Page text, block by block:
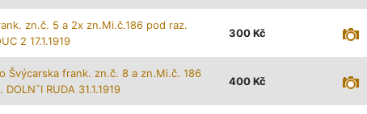
zn.č. 5 a 2x zn.Mi.č.186 pod raz.
2 17.1.1919
300 Kč
Švýcarska frank. zn.č. 8 a zn.Mi.č. 186
RUDA 31.1.1919
400 Kč